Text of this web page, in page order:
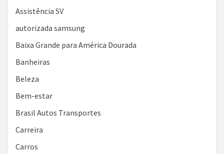
Assistência SV
autorizada samsung
Baixa Grande para América Dourada
Banheiras
Beleza
Bem-estar
Brasil Autos Transportes
Carreira
Carros